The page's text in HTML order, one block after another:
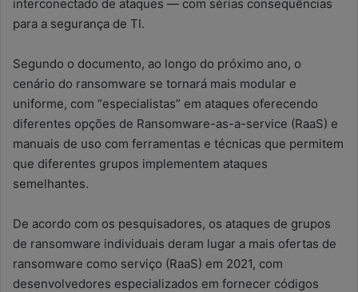
l
interconectado de ataques — com sérias consequências
para a segurança de TI.
Segundo o documento, ao longo do próximo ano, o
cenário do ransomware se tornará mais modular e
uniforme, com “especialistas” em ataques oferecendo
diferentes opções de Ransomware-as-a-service (RaaS) e
manuais de uso com ferramentas e técnicas que permitem
que diferentes grupos implementem ataques
semelhantes.
De acordo com os pesquisadores, os ataques de grupos
de ransomware individuais deram lugar a mais ofertas de
ransomware como serviço (RaaS) em 2021, com
desenvolvedores especializados em fornecer códigos